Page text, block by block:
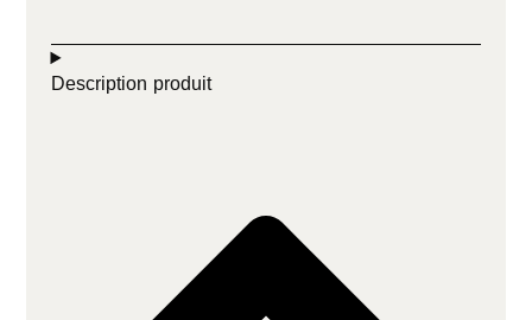
Description produit